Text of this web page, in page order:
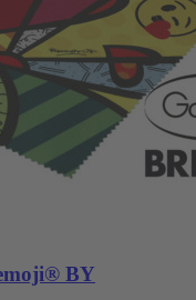
BY